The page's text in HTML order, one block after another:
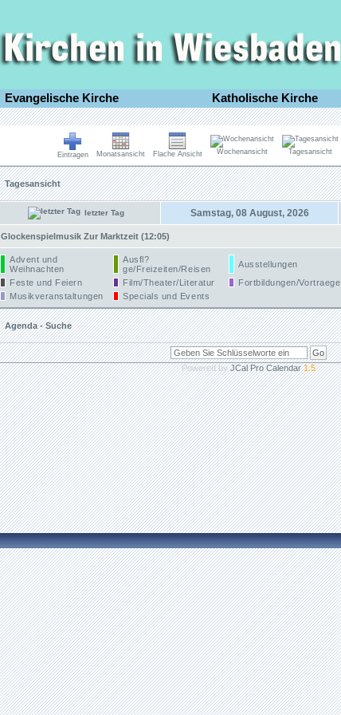
Evangelische Kirche Katholische Kirche
Eintragen Monatsansicht Flache Ansicht Wochenansicht Tagesansicht
Tagesansicht
letzter Tag Samstag, 08 August, 2026
Glockenspielmusik Zur Marktzeit (12:05)
Advent und
Weihnachten
Ausfl?
ge/Freizeiten/Reisen
Ausstellungen
Feste und Feiern
Film/Theater/Literatur Fortbildungen/Vortraege
Musikveranstaltungen
Specials und Events
Agenda - Suche
Powered byJCal Pro Calendar1.5